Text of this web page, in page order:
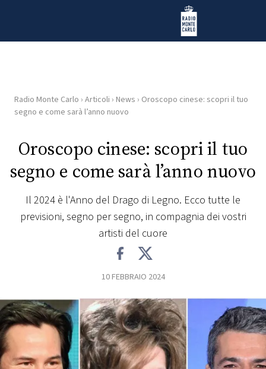
Radio Monte Carlo
HOME
RADIO
WEB
RADIO
PLAYLIST
CONCORSI
EVENTI
Radio Monte Carlo › Articoli › News › Oroscopo cinese: scopri il tuo
segno e come sarà l’anno nuovo
Oroscopo cinese: scopri il tuo
segno e come sarà l’anno nuovo
Il 2024 è l'Anno del Drago di Legno. Ecco tutte le
previsioni, segno per segno, in compagnia dei vostri
artisti del cuore
10 FEBBRAIO 2024